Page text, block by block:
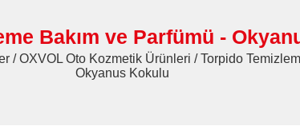
Bakım ve Parfümü -
/ OXVOL Oto Kozmetik Ürünleri / Torpido
Okyanus Kokulu